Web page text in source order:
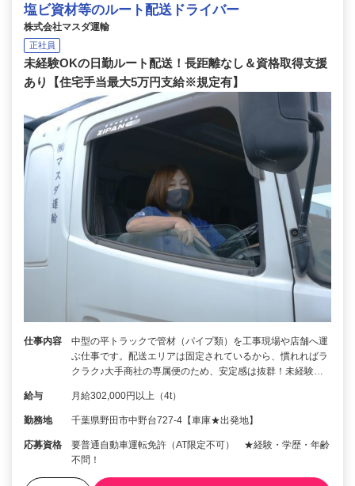
塩ビ資材等のルート配送ドライバー
株式会社マスダ運輸
正社員
未経験OKの日勤ルート配送！長距離なし＆資格取得支援
あり【住宅手当最大5万円支給※規定有】
仕事内容
中型の平トラックで管材（パイプ類）を工事現場や店舗へ運
ぶ仕事です。配送エリアは固定されているから、慣れればラ
クラク♪大手商社の専属便のため、安定感は抜群！未経験…
給与 月給302,000円以上（4t）
勤務地 千葉県野田市中野台727-4【車庫★出発地】
応募資格
要普通自動車運転免許（AT限定不可） ★経験・学歴・年齢
不問！